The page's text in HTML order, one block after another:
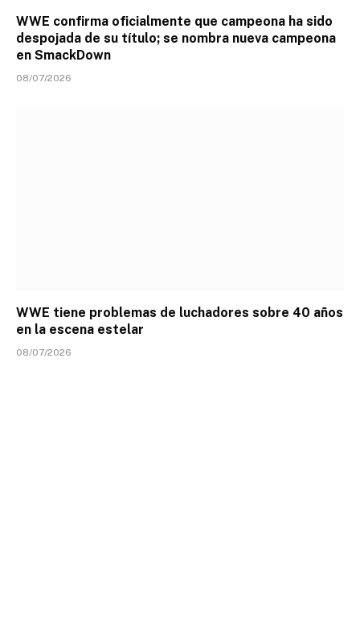
WWE confirma oficialmente que campeona ha sido
despojada de su título; se nombra nueva campeona
en SmackDown
08/07/2026
WWE tiene problemas de luchadores sobre 40 años
en la escena estelar
08/07/2026